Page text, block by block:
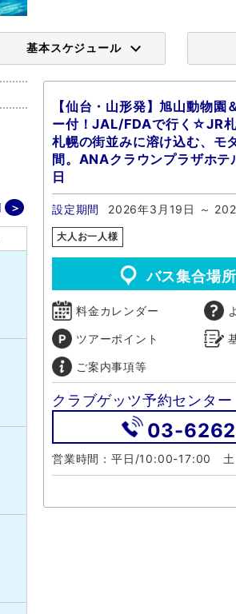
基本スケジュール
【仙台・山形発】旭山動物園
ー付！JAL/FDAで行く☆JR札
札幌の街並みに溶け込む、モ
間。ANAクラウンプラザホテ
日
設定期間 2026年3月19日 ～
大人お一人様
バス集合場
料金カレンダー
ツアーポイント
ご案内事項等
クラブゲッツ予約センター
03-
営業時間：平日/10:00-17:00 土